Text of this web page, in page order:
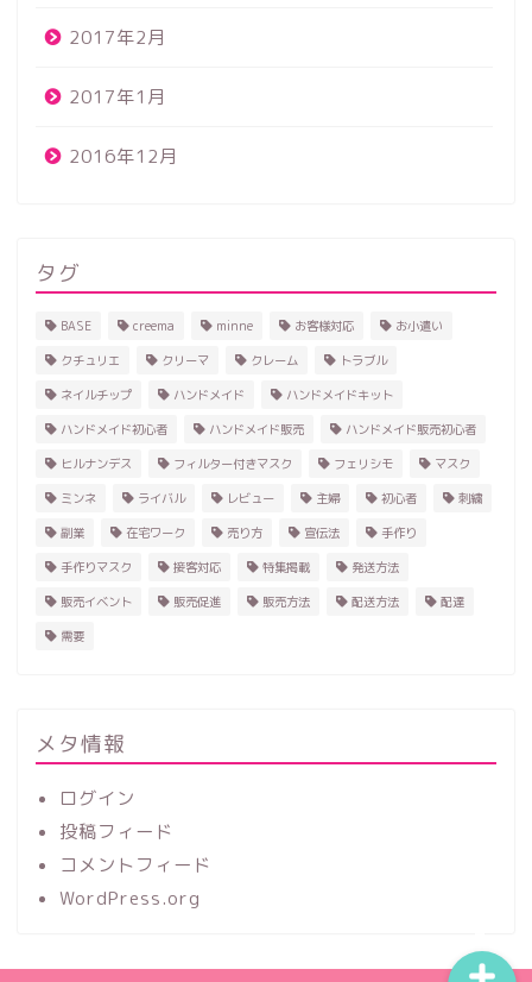
2017年2月
2017年1月
2016年12月
タグ
BASE creema minne お客様対応 お小遣い
クチュリエ クリーマ クレーム トラブル
ネイルチップ ハンドメイド ハンドメイドキット
ハンドメイド初心者 ハンドメイド販売 ハンドメイド販売初心者
ヒルナンデス フィルター付きマスク フェリシモ マスク
ミンネ ライバル レビュー 主婦 初心者 刺繍
副業 在宅ワーク 売り方 宣伝法 手作り
手作りマスク 接客対応 特集掲載 発送方法
販売イベント 販売促進 販売方法 配送方法 配達
需要
メタ情報
ログイン
投稿フィード
コメントフィード
WordPress.org